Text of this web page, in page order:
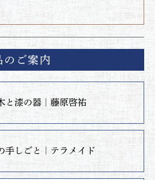
のご案内
と漆の器｜藤原啓祐
手しごと｜テラメイド